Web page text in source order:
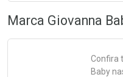
Marca Giovanna
Confira
Baby